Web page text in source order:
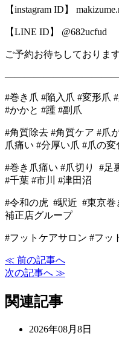
【instagram ID】
【LINE ID】 @682ucfud
ご予約お待ちしております
#巻き爪 #陥入爪 #変形爪
#かかと #踵 #副爪
#角質除去 #角質ケア #爪
爪痛い #分厚い爪 #爪の変
#巻き爪痛い #爪切り #足
#千葉 #市川 #津田沼
#令和の虎 #駅近 #東京巻
補正店グループ
#フットケアサロン #フッ
≪ 前の記事へ
次の記事へ ≫
関連記事
2026年08月8日